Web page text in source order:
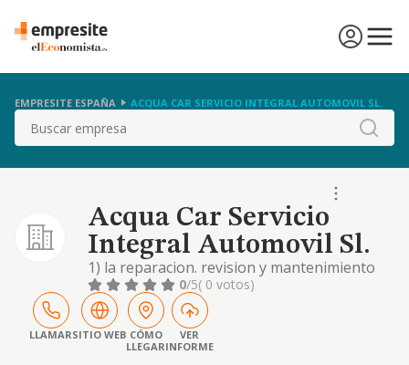
EMPRESITE ESPAÑA ACQUA CAR SERVICIO INTEGRAL AUTOMOVIL SL.
Buscar
Acqua Car Servicio
Integral Automovil Sl.
1) la reparacion. revision y mantenimiento
de toda clase de vehiculos a motor y
motocicletas. 2) venta al por menor de toda
clase de accesorios para vehiculos a motor y
motocicletas. 3) lavado de automoviles tanto
manual
0/5( 0 votos)
LLAMARSITIO WEB CÓMO
LLEGAR
VER
INFORME